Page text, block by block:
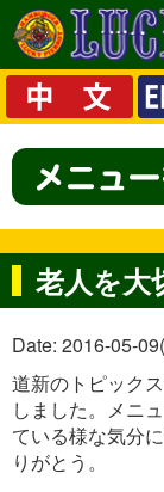
老人を大
Date: 2016-05-
道新のトピック
しました。メニ
ている様な気分
りがとう。